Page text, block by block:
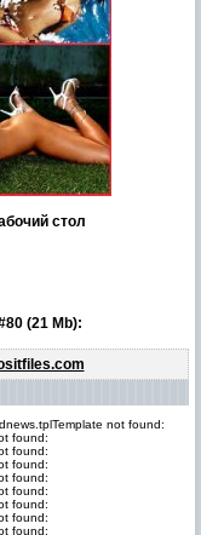
стол
(21 Mb):
not found:
found:
found:
found:
found:
found:
found:
found:
found: